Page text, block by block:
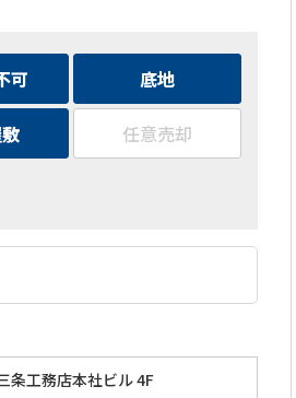
可 底地
任意売却
条工務店本社ビル 4F